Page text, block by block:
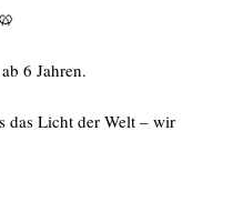
6 Jahren.
das Licht der Welt – wir